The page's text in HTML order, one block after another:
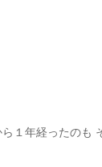
１年経ったのも